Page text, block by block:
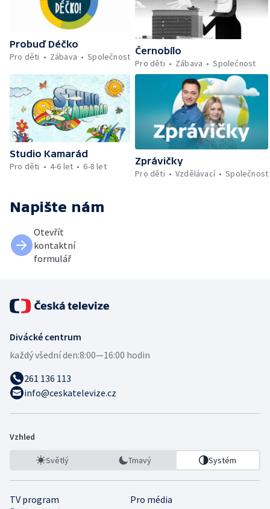
Probuď Déčko
Pro děti
Zábava Společnost
Černobílo
Pro děti
Zábava Společnost
Studio Kamarád
Pro děti
4-6 let 6-8 let
Zprávičky
Pro děti
Vzdělávací Společnost
Napište nám
Otevřít
kontaktní
formulář
Divácké centrum
každý všední den:8:00—16:00 hodin
261 136 113
info@ceskatelevize.cz
Vzhled
Světlý Tmavý Systém
TV program
Pro média